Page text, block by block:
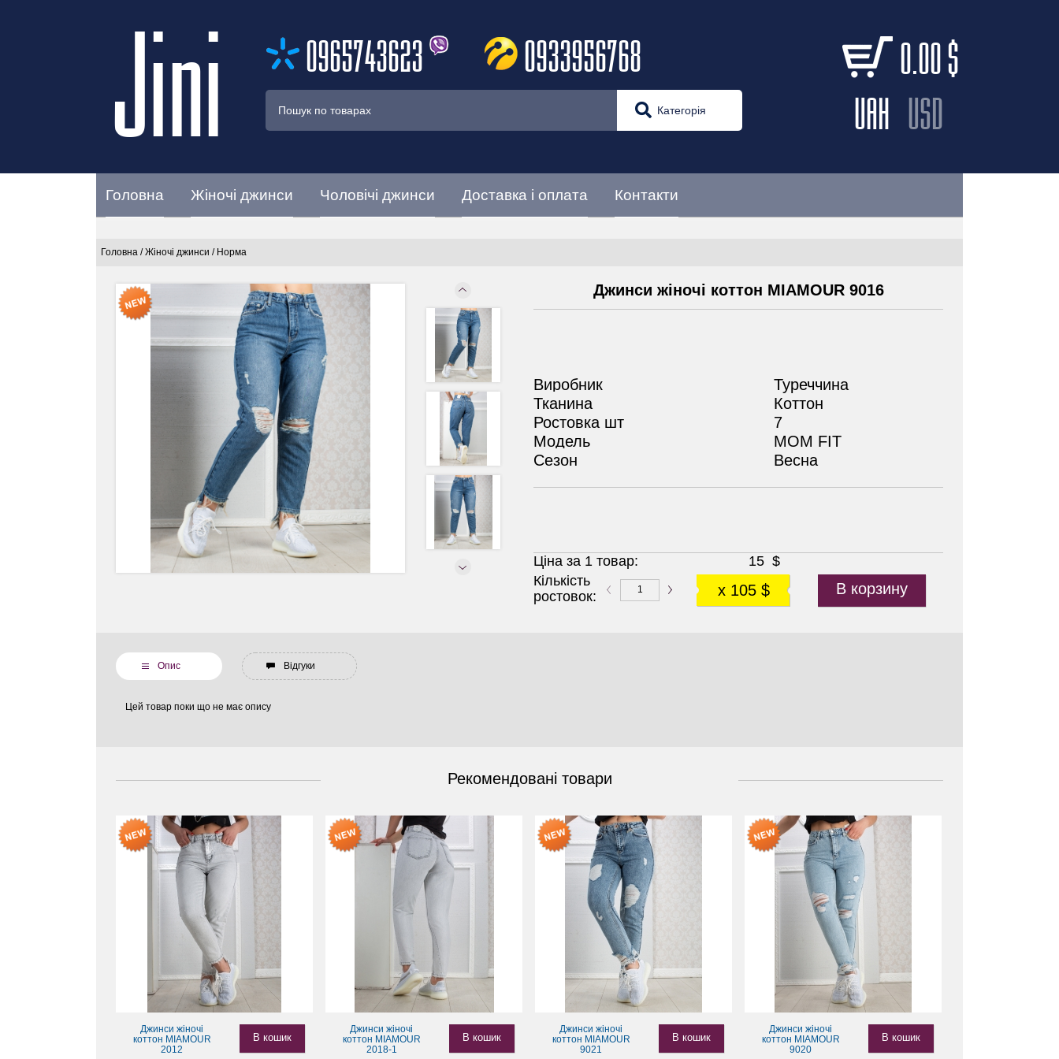
Jini 0965743623 0933956768 0.00$
UAH USD
Категорія
Головна Жіночі джинси Чоловічі джинси Доставка і оплата Контакти
Головна / Жіночі джинси / Норма
Джинси жіночі коттон MIAMOUR 9016
Виробник
Туреччина
Тканина
Коттон
Ростовка шт
7
Модель
MOM FIT
Сезон
Весна
Кількість
ростовок:
x 105 $ В корзину
Ціна за 1 товар: 15 $
Опис Відгуки
Цей товар поки що не має опису
Рекомендовані товари
Джинси жіночі
коттон MIAMOUR
2012
В кошик
Джинси жіночі
коттон MIAMOUR
2018-1
В кошик
Джинси жіночі
коттон MIAMOUR
9021
В кошик
Джинси жіночі
коттон MIAMOUR
9020
В кошик